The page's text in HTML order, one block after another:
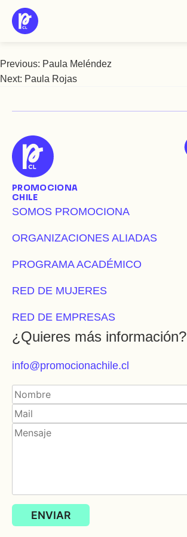
Saltar
Paula Meneses
Navegación
entradas
Previous: Paula Meléndez
Next: Paula Rojas
PROMOCIONA
CHILE
SOMOS PROMOCIONA
ORGANIZACIONES ALIADAS
PROGRAMA ACADÉMICO
RED DE MUJERES
RED DE EMPRESAS
¿Quieres más información?
info@promocionachile.cl